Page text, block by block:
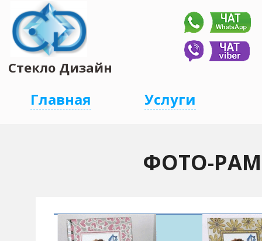
Главная
Стекло Дизайн
ФОТО-
Услуги